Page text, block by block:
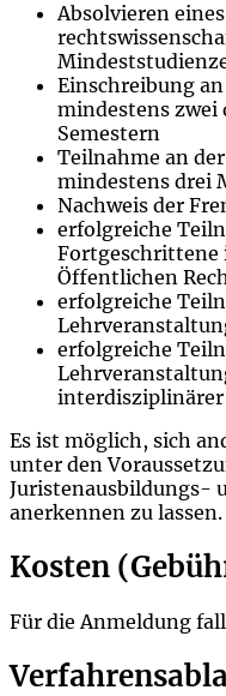
Absolvieren
Einschreibung
mindestens zwei
Semestern
Teilnahme an
mindestens drei
Nachweis der
erfolgreiche
Fortgeschrittene
Öffentlichen
erfolgreiche
erfolgreiche
Es ist möglich, sich
unter den
Juristenausbildungs-
anerkennen zu lassen.
Kosten
Für die Anmeldung